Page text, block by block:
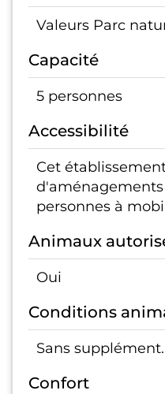
Valeurs Parc
Capacité
5 personnes
Accessibilité
Cet
personnes à
Animaux
Oui
Conditions
Sans supplément.
Confort